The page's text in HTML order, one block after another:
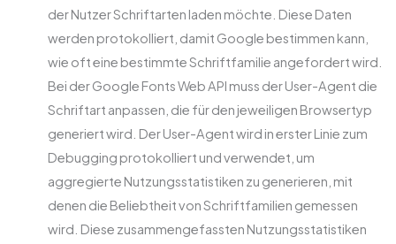
der Nutzer Schriftarten laden möchte. Diese Daten
werden protokolliert, damit Google bestimmen kann,
wie oft eine bestimmte Schriftfamilie angefordert wird.
Bei der Google Fonts Web API muss der User-Agent die
Schriftart anpassen, die für den jeweiligen Browsertyp
generiert wird. Der User-Agent wird in erster Linie zum
Debugging protokolliert und verwendet, um
aggregierte Nutzungsstatistiken zu generieren, mit
denen die Beliebtheit von Schriftfamilien gemessen
wird. Diese zusammengefassten Nutzungsstatistiken